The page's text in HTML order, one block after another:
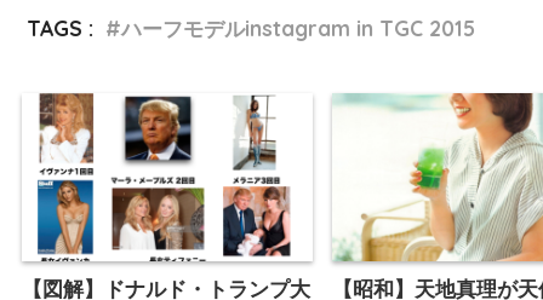
TAGS :
ハーフモデルinstagram in TGC 2015
【図解】ドナルド・トランプ大
【昭和】天地真理が